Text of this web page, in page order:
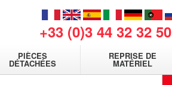
+33 (0)3 44 32 32 50
PIÈCES
DÉTACHÉES
REPRISE DE
MATÉRIEL